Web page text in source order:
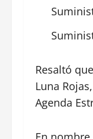
Resaltó
Luna
Agenda